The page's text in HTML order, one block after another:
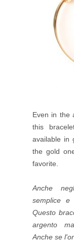
Even in the
this
available in
the gold
favorite.
Anche
semplice e
Questo
argento
Anche se